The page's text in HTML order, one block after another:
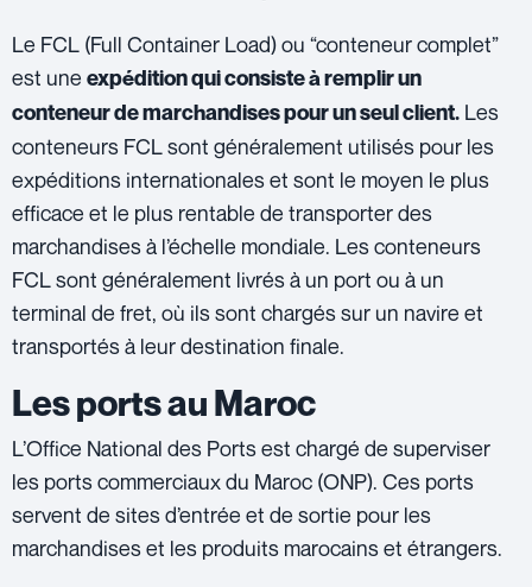
Le FCL (Full Container Load) ou “conteneur complet”
est une expédition qui consiste à remplir un
conteneur de marchandises pour un seul client. Les
conteneurs FCL sont généralement utilisés pour les
expéditions internationales et sont le moyen le plus
efficace et le plus rentable de transporter des
marchandises à l’échelle mondiale. Les conteneurs
FCL sont généralement livrés à un port ou à un
terminal de fret, où ils sont chargés sur un navire et
transportés à leur destination finale.
Les ports au Maroc
L’Office National des Ports est chargé de superviser
les ports commerciaux du Maroc (ONP). Ces ports
servent de sites d’entrée et de sortie pour les
marchandises et les produits marocains et étrangers.